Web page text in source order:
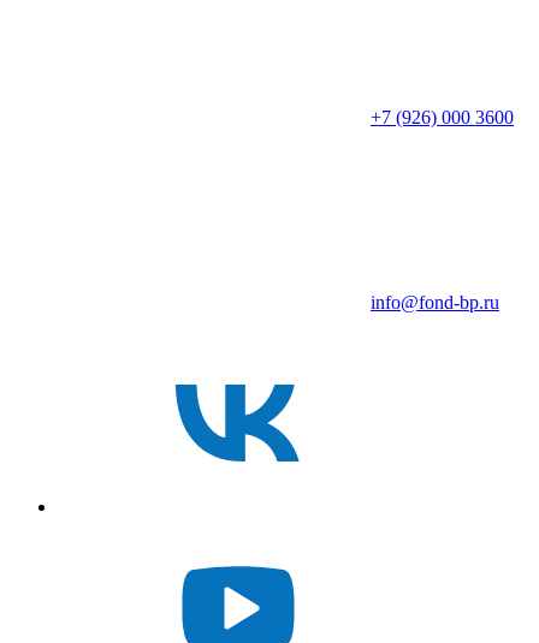
+7 (926) 000 3600
info@fond-bp.ru